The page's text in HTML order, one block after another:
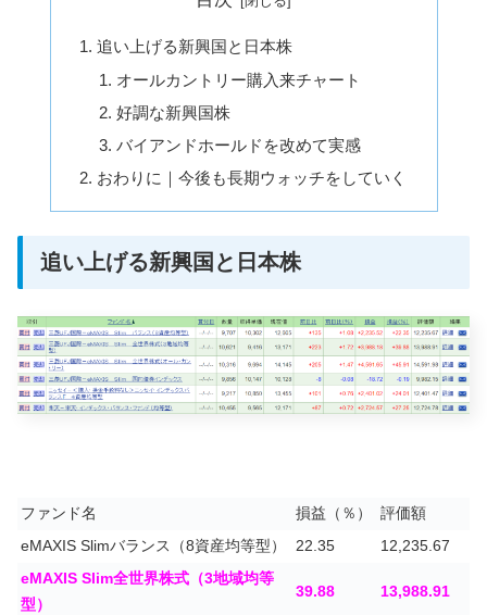
追い上げる新興国と日本株
オールカントリー購入来チャート
好調な新興国株
バイアンドホールドを改めて実感
おわりに｜今後も長期ウォッチをしていく
追い上げる新興国と日本株
ファンド名 損益（％）
評価額
eMAXIS Slimバランス（8資産均等型）
22.35
12,235.67
eMAXIS Slim全世界株式（3地域均等
型）
39.88 13,988.91